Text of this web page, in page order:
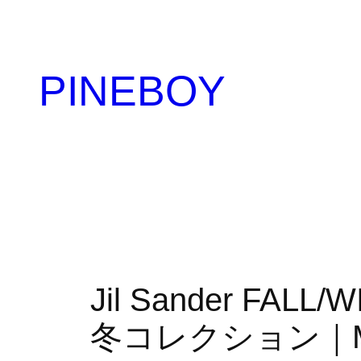
PINEBOY
Jil Sander FALL/
冬コレクション